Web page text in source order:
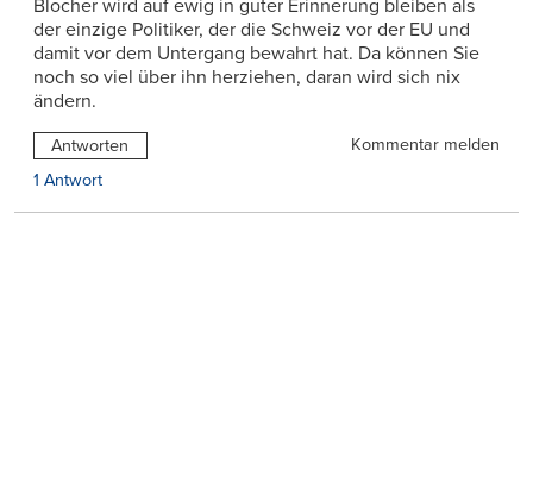
Blocher wird auf ewig in guter Erinnerung bleiben als
der einzige Politiker, der die Schweiz vor der EU und
damit vor dem Untergang bewahrt hat. Da können Sie
noch so viel über ihn herziehen, daran wird sich nix
ändern.
Antworten
Kommentar melden
1 Antwort